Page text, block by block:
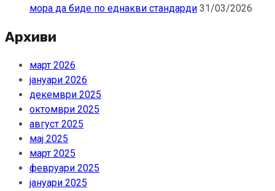
мора да биде по еднакви стандарди 31/03/2026
Архиви
март 2026
јануари 2026
декември 2025
октомври 2025
август 2025
мај 2025
март 2025
февруари 2025
јануари 2025